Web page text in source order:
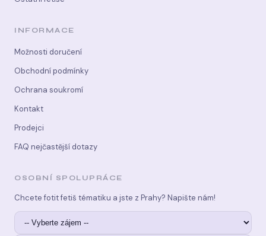
INFORMACE
Možnosti doručení
Obchodní podmínky
Ochrana soukromí
Kontakt
Prodejci
FAQ nejčastější dotazy
OSOBNÍ SPOLUPRÁCE
Chcete fotit fetiš tématiku a jste z Prahy? Napište nám!